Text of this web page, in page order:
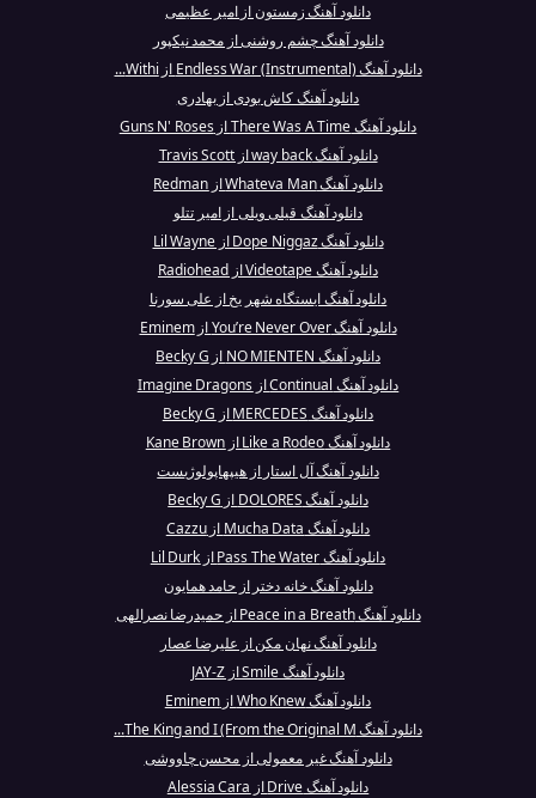
دانلود آهنگ زمستون از امیر عظیمی
دانلود آهنگ چشم روشنی از محمد نیکپور
دانلود آهنگ Endless War (Instrumental) از Withi...
دانلود آهنگ کاش بودی از بهادری
دانلود آهنگ There Was A Time از Guns N' Roses
دانلود آهنگ way back از Travis Scott
دانلود آهنگ Whateva Man از Redman
دانلود آهنگ قیلی ویلی از امیر تتلو
دانلود آهنگ Dope Niggaz از Lil Wayne
دانلود آهنگ Videotape از Radiohead
دانلود آهنگ ایستگاه شهر یخ از علی سورنا
دانلود آهنگ You’re Never Over از Eminem
دانلود آهنگ NO MIENTEN از Becky G
دانلود آهنگ Continual از Imagine Dragons
دانلود آهنگ MERCEDES از Becky G
دانلود آهنگ Like a Rodeo از Kane Brown
دانلود آهنگ آل‌ استار از هیپهاپولوژیست
دانلود آهنگ DOLORES از Becky G
دانلود آهنگ Mucha Data از Cazzu
دانلود آهنگ Pass The Water از Lil Durk
دانلود آهنگ خانه دختر از حامد همایون
دانلود آهنگ Peace in a Breath از حمیدرضا نصرالهی
دانلود آهنگ نهان مکن از علیرضا عصار
دانلود آهنگ Smile از JAY-Z
دانلود آهنگ Who Knew از Eminem
دانلود آهنگ The King and I (From the Original M...
دانلود آهنگ غیر معمولی از محسن چاووشی
دانلود آهنگ Drive از Alessia Cara